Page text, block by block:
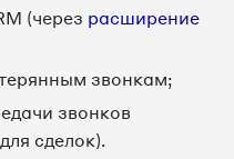
(через расширение
звонкам;
звонков
сделок).